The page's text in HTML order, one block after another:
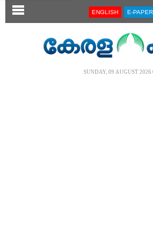
SECTIONS ENGLISH E-PAPER
SUNDAY, 09 AUGUST 2026